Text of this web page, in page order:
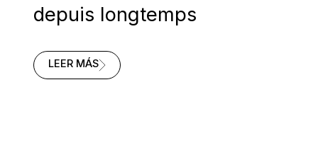
depuis longtemps
UNE
CÉLÉBRATION
ATTENDUE
LEER MÁS